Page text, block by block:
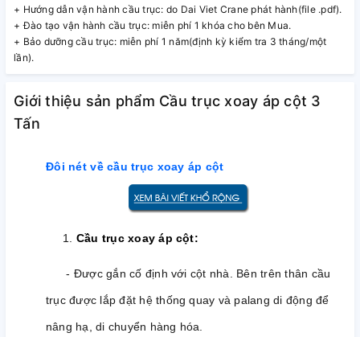
+ Hướng dẫn vận hành cầu trục: do Dai Viet Crane phát hành(file .pdf).
+ Đào tạo vận hành cầu trục: miễn phí 1 khóa cho bên Mua.
+ Bảo dưỡng cầu trục: miễn phí 1 năm(định kỳ kiểm tra 3 tháng/một
lần).
Giới thiệu sản phẩm Cầu trục xoay áp cột 3
Tấn
Đôi nét về cầu trục xoay áp cột
1. Cầu trục xoay áp cột:
- Được gắn cố định với cột nhà. Bên trên thân cầu
trục được lắp đặt hệ thống quay và palang di động để
nâng hạ, di chuyển hàng hóa.